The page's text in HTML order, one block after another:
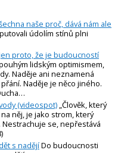
naše proč, dává nám ale
údolím stínů plni
proto, že je budoucností
lidským optimismem,
Naděje ani neznamená
Naděje je něco jiného.
(videospot) „Člověk, který
něj, je jako strom, který
se, nepřestává
s nadějíDo budoucnosti